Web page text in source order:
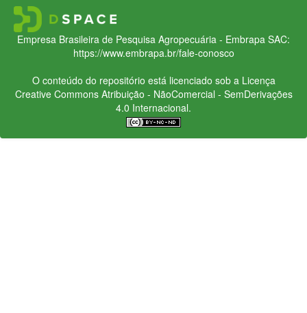
Empresa Brasileira de Pesquisa Agropecuária - Embrapa SAC:
https://www.embrapa.br/fale-conosco
O conteúdo do repositório está licenciado sob a Licença
Creative CommonsAtribuição - NãoComercial - SemDerivações
4.0 Internacional.